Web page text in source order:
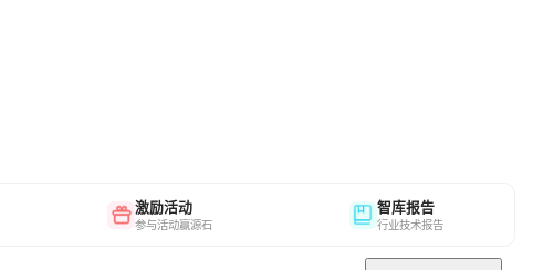
激励活动
参与活动赢源石
智库报告
行业技术报告